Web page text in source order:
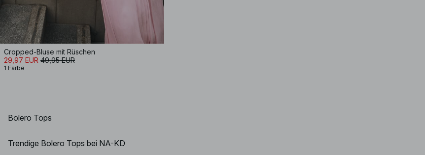
Cropped-Bluse mit Rüschen
29,97 EUR 49,95 EUR
1 Farbe
Bolero Tops
Trendige Bolero Tops bei NA-KD